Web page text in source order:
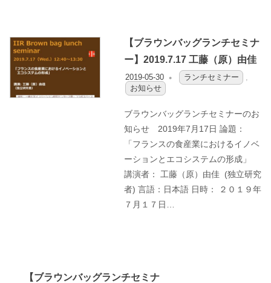
【ブラウンバッグランチセミナ
ー】2019.7.17 工藤（原）由佳
2019-05-30 OFO2_TESTIIR
ランチセミナー
,
お知らせ
ブラウンバッグランチセミナーのお
知らせ 2019年7月17日 論題：
「フランスの食産業におけるイノベ
ーションとエコシステムの形成」
講演者： 工藤（原）由佳 (独立研究
者) 言語：日本語 日時： ２０１９年
７月１７日…
【ブラウンバッグランチセミナ